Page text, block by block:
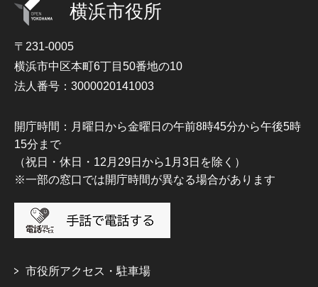
横浜市役所
〒231-0005
横浜市中区本町6丁目50番地の10
法人番号：3000020141003
開庁時間：月曜日から金曜日の午前8時45分から午後5時
15分まで
（祝日・休日・12月29日から1月3日を除く）
※一部の窓口では開庁時間が異なる場合があります
市役所アクセス・駐車場